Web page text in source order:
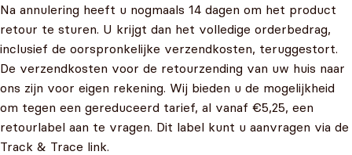
Na annulering heeft u nogmaals 14 dagen om het product
retour te sturen. U krijgt dan het volledige orderbedrag,
inclusief de oorspronkelijke verzendkosten, teruggestort.
De verzendkosten voor de retourzending van uw huis naar
ons zijn voor eigen rekening. Wij bieden u de mogelijkheid
om tegen een gereduceerd tarief, al vanaf €5,25, een
retourlabel aan te vragen. Dit label kunt u aanvragen via de
Track & Trace link.